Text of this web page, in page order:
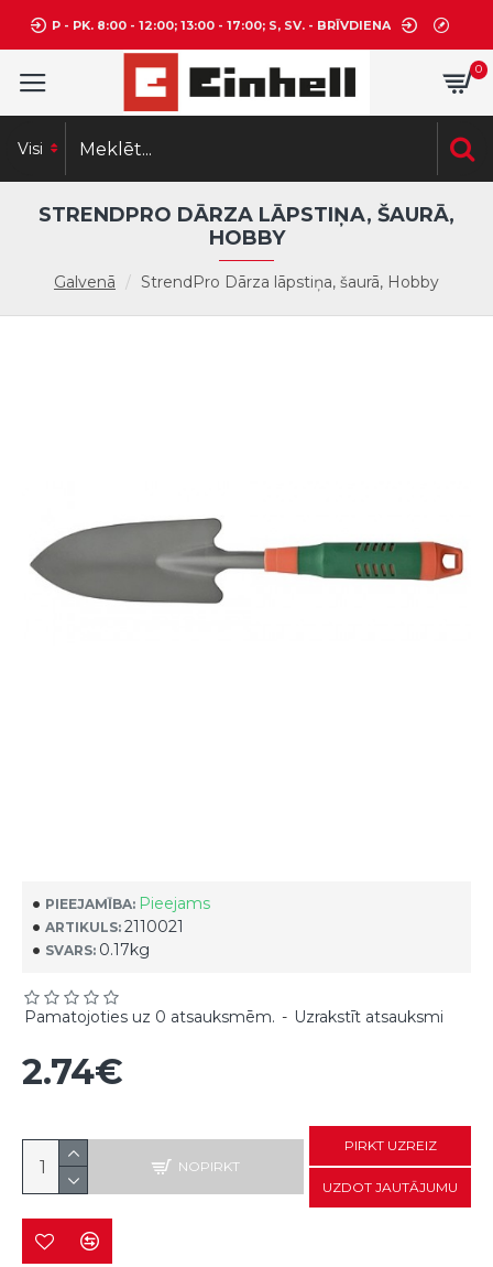
P - PK. 8:00 - 12:00; 13:00 - 17:00; S, SV. - BRĪVDIENA
0
Visi
Galvenā StrendPro Dārza lāpstiņa, šaurā, Hobby
STRENDPRO DĀRZA LĀPSTIŅA, ŠAURĀ,
HOBBY
PIEEJAMĪBA: Pieejams
ARTIKULS: 2110021
SVARS: 0.17kg
Pamatojoties uz 0 atsauksmēm. - Uzrakstīt atsauksmi
2.74€
NOPIRKT
PIRKT UZREIZ
UZDOT JAUTĀJUMU